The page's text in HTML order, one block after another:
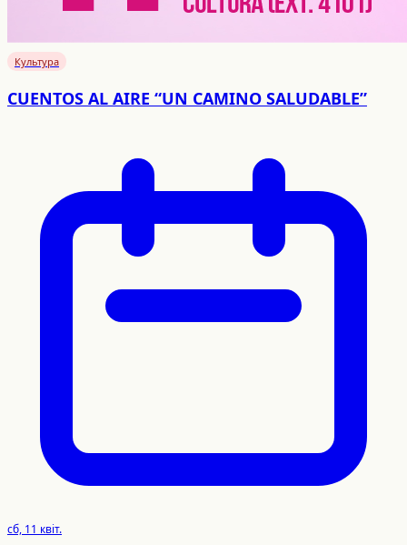
Культура
CUENTOS AL AIRE “UN CAMINO SALUDABLE”
сб, 11 квіт.